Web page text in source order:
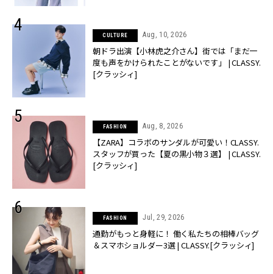
CULTURE Aug, 10, 2026
朝ドラ出演【小林虎之介さん】街では「まだ一
度も声をかけられたことがないです」 | CLASSY.
[クラッシィ]
FASHION Aug, 8, 2026
【ZARA】コラボのサンダルが可愛い！CLASSY.
スタッフが買った【夏の黒小物３選】 | CLASSY.
[クラッシィ]
FASHION Jul, 29, 2026
通勤がもっと身軽に！ 働く私たちの相棒バッグ
＆スマホショルダー3選 | CLASSY.[クラッシィ]